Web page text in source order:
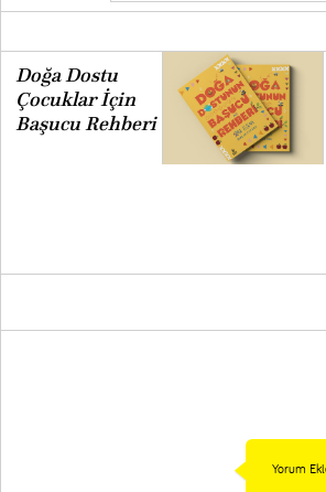
Doğa Dostu
Çocuklar İçin
Başucu Rehberi